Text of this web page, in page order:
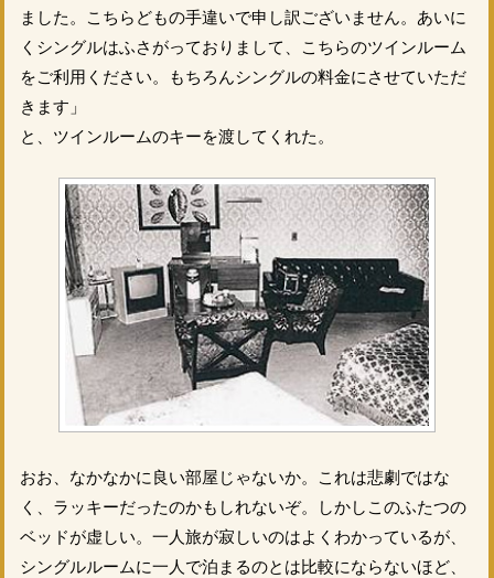
ました。こちらどもの手違いで申し訳ございません。あいに
くシングルはふさがっておりまして、こちらのツインルーム
をご利用ください。もちろんシングルの料金にさせていただ
きます」
と、ツインルームのキーを渡してくれた。
おお、なかなかに良い部屋じゃないか。これは悲劇ではな
く、ラッキーだったのかもしれないぞ。しかしこのふたつの
ベッドが虚しい。一人旅が寂しいのはよくわかっているが、
シングルルームに一人で泊まるのとは比較にならないほど、